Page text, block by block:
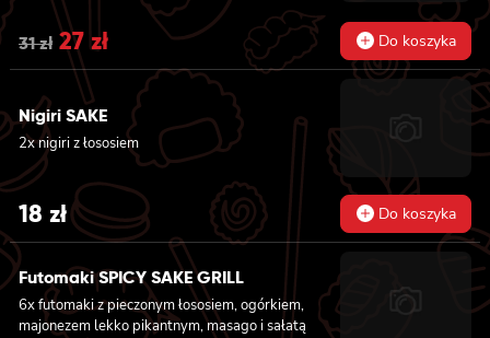
31zł Original
price
was:
31 zł.
27 zł Current
price
27 zł.
Do koszyka
Nigiri SAKE
2x nigiri z łososiem
18 zł Do koszyka
Futomaki SPICY SAKE GRILL
6x futomaki z pieczonym łososiem, ogórkiem,
majonezem lekko pikantnym, masago i sałatą